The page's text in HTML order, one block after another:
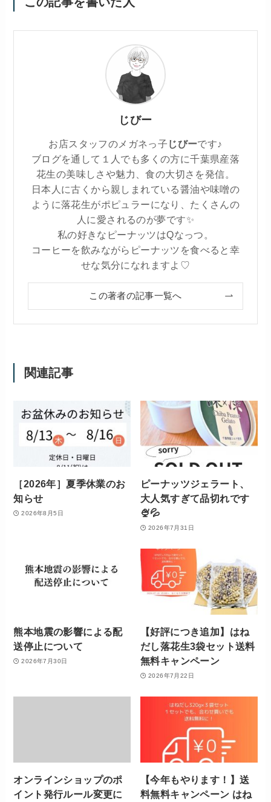
じびー
お店スタッフのメガネっ子 じびーです♪
ブログを通して１人でも多くの方に千葉県産落
花生の美味しさや魅力、食の大切さを発信。
日本人に古くから親しまれている醤油や味噌の
ように落花生がポピュラーになり、たくさんの
人に愛されるのが夢です✨
私の好きなピーナッツはQなっつ。
コーヒーを飲みながらピーナッツを食べると幸
せな気分になれますよ♡
この著者の記事一覧へ
関連記事
［2026年］夏季休業のお
知らせ
2026年8月5日
ピーナッツジェラート、
大人気すぎて品切れです
🍨💦
2026年7月31日
熊本地震の影響による配
送停止について
2026年7月30日
【好評につき追加】はね
だし落花生3袋セット送料
無料キャンペーン
2026年7月22日
オンラインショップのポ
イント発行ルール変更に
【今年もやります！】送
料無料キャンペーン はね